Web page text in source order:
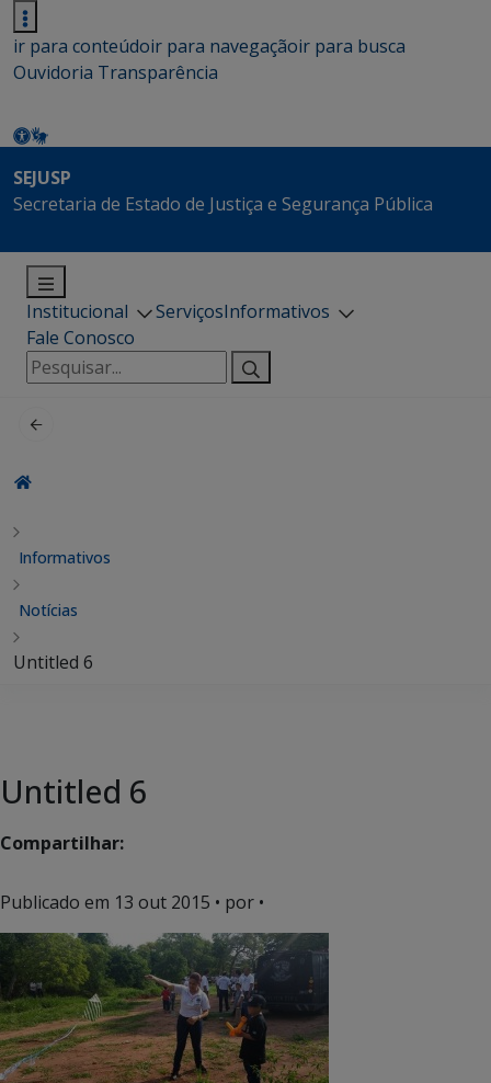
ir para conteúdoir para navegaçãoir para busca
Ouvidoria Transparência
SEJUSP
Secretaria de Estado de Justiça e Segurança Pública
Institucional ServiçosInformativos
Fale Conosco
Pesquisar
por:
Informativos
Notícias
Untitled 6
Untitled 6
Compartilhar:
Publicado em 13 out 2015 • por •